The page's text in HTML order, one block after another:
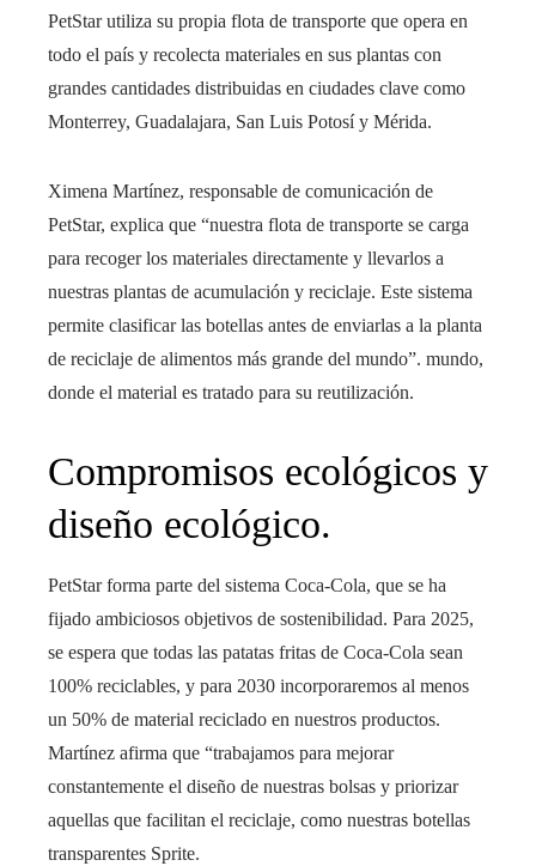
PetStar utiliza su propia flota de transporte que opera en
todo el país y recolecta materiales en sus plantas con
grandes cantidades distribuidas en ciudades clave como
Monterrey, Guadalajara, San Luis Potosí y Mérida.
Ximena Martínez, responsable de comunicación de
PetStar, explica que “nuestra flota de transporte se carga
para recoger los materiales directamente y llevarlos a
nuestras plantas de acumulación y reciclaje. Este sistema
permite clasificar las botellas antes de enviarlas a la planta
de reciclaje de alimentos más grande del mundo”. mundo,
donde el material es tratado para su reutilización.
Compromisos ecológicos y
diseño ecológico.
PetStar forma parte del sistema Coca-Cola, que se ha
fijado ambiciosos objetivos de sostenibilidad. Para 2025,
se espera que todas las patatas fritas de Coca-Cola sean
100% reciclables, y para 2030 incorporaremos al menos
un 50% de material reciclado en nuestros productos.
Martínez afirma que “trabajamos para mejorar
constantemente el diseño de nuestras bolsas y priorizar
aquellas que facilitan el reciclaje, como nuestras botellas
transparentes Sprite.